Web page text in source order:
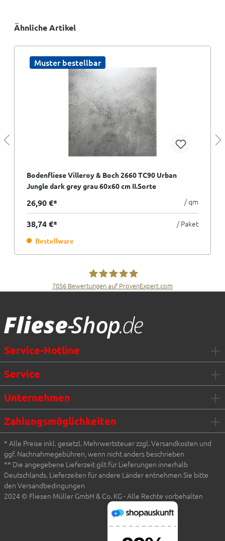
Ähnliche Artikel
Muster bestellbar
Bodenfliese Villeroy & Boch 2660 TC90 Urban
Jungle dark grey grau 60x60 cm II.Sorte
26,90 €* / qm
38,74 €* / Paket
Bestellware
7056 Bewertungen auf ProvenExpert.com
Service-Hotline
Service
Unternehmen
Zahlungsmöglichkeiten
* Alle Preise inkl. gesetzl. Mehrwertsteuer zzgl. Versandkosten und
ggf. Nachnahmegebühren, wenn nicht anders beschrieben
** Die angegebene Lieferzeit gilt für Lieferungen innerhalb
Deutschlands. Lieferzeiten für andere Länder entnehmen Sie bitte
den Versandbedingungen
2024 © Fliesen Müller GmbH & Co. KG - Alle Rechte vorbehalten